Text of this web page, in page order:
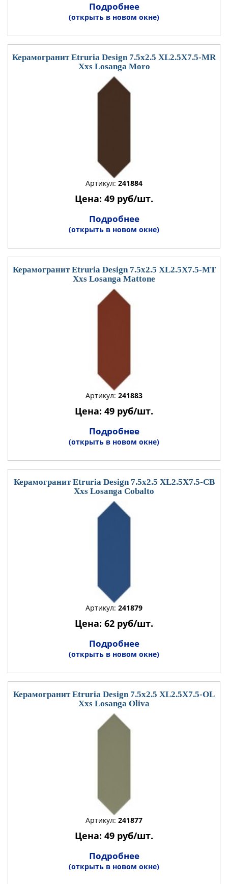
Подробнее
(открыть в новом окне)
Керамогранит Etruria Design 7.5x2.5 XL2.5X7.5-MR
Xxs Losanga Moro
Артикул: 241884
Цена: 49 руб/шт.
Подробнее
(открыть в новом окне)
Керамогранит Etruria Design 7.5x2.5 XL2.5X7.5-MT
Xxs Losanga Mattone
Артикул: 241883
Цена: 49 руб/шт.
Подробнее
(открыть в новом окне)
Керамогранит Etruria Design 7.5x2.5 XL2.5X7.5-CB
Xxs Losanga Cobalto
Артикул: 241879
Цена: 62 руб/шт.
Подробнее
(открыть в новом окне)
Керамогранит Etruria Design 7.5x2.5 XL2.5X7.5-OL
Xxs Losanga Oliva
Артикул: 241877
Цена: 49 руб/шт.
Подробнее
(открыть в новом окне)